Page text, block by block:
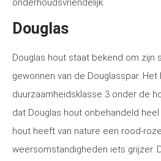
onderhoudsvriendelijk.
Douglas
Douglas hout staat bekend om zijn
gewonnen van de Douglasspar.
duurzaamheidsklasse 3 onder de
dat Douglas hout onbehandeld
hout heeft van nature een rood-
weersomstandigheden iets grijzer.